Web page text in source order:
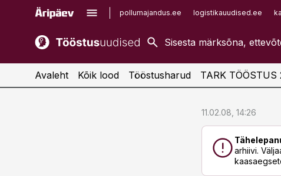
pollumajandus.ee logistikauudised.ee
kaubandus.ee
kinnisvarauudised.ee
imelineajalugu.ee
Avaleht Kõik lood Tööstusharud TARK TÖÖSTUS
11.02.08, 14:26
arhiivi.